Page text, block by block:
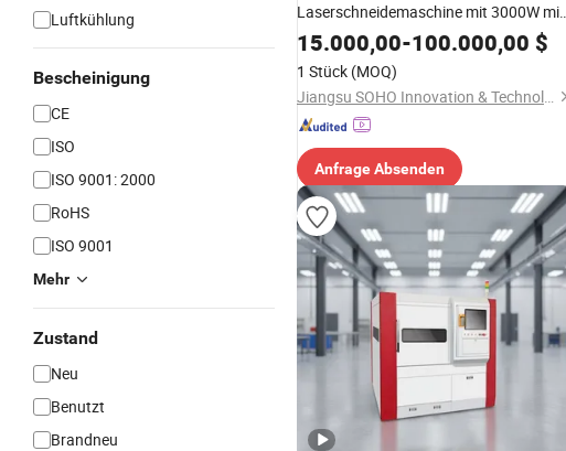
Luftkühlung
Bescheinigung
CE
ISO
ISO 9001: 2000
RoHS
ISO 9001
Mehr
Zustand
Neu
Benutzt
Brandneu
Laserschneidemaschine mit 3000W mit
Präzision und Effizienz
Schneidausrüstung für
maßgeschneiderte Stoffe
15.000,00-100.000,00 $
1 Stück (MOQ)
Jiangsu SOHO Innovation & Technology Group Kasin Industry & Trade Co., Ltd.
Anfrage Absenden